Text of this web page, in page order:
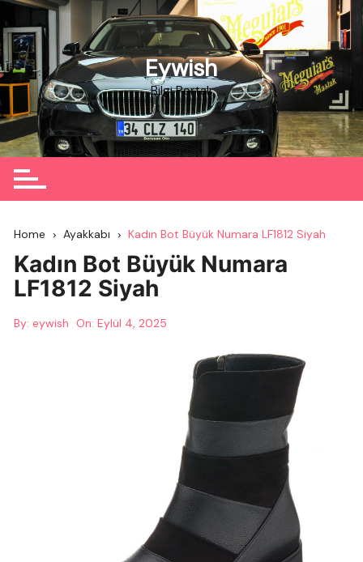
Skip
to
content
Eywish
Bilgi Portalı
Home Ayakkabı Kadın Bot Büyük Numara LF1812 Siyah
Kadın Bot Büyük Numara
LF1812 Siyah
By: eywish On:Eylül 4, 2025